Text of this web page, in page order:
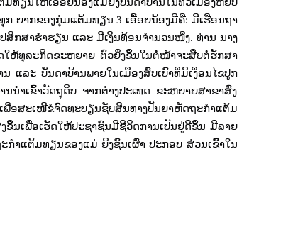
ກ ຍາກຂອງກຸ່ມແຕ້ມທຽນ3 ເອື້ອຍນ້ອງມີຄື: ມີເຮືອນຖາ
ສຶກສາຮໍ່າຮຽນ ແລະ ມີເງິນທ້ອນຈຳນວນໜຶ່ງ. ທ່ານ ນາງ
ໃຫ້ທຸລະກິດຂະຫຍາຍ ຕົວຍິ່ງຂຶ້ນໃນຕໍ່ໜ້າຈະສືບຕໍ່ຮັກສາ
ແລະ ບັນດາບ້ານພາຍໃນເມືອງສົບເບົາທີ່ມີເງື່ອນໄຂປູກ
ຳເຂົ້າວັດຖຸດິບ ຈາກຕ່າງປະເທດ ຂະຫຍາຍສາຂາສົ່ງ
ອສະເໜີຂໍຈົດທະບຽນຊັບສິນທາງປັນຍາຫັດຖະກຳແຕ້ມ
ນເພື່ອເຮັດໃຫ້ປະຊາຊົນມີຊີວິດການເປັນຢູ່ດີຂຶ້ນ ມີລາຍ
ຳແຕ້ມທຽນຂອງແມ່ ຍິງຊົນເຜົ່າ ປະກອບ ສ່ວນເຂົ້າໃນ